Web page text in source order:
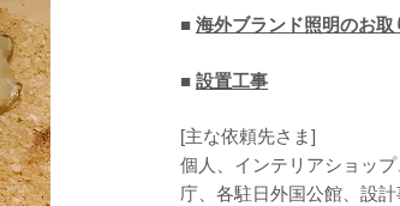
■ 海外ブランド照明のお取
■ 設置工事
[主な依頼先さま]
個人、インテリアショッ
庁、各駐日外国公館、設